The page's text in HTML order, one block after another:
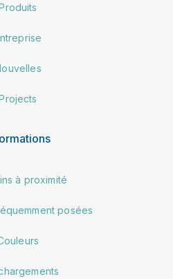
à proximité
posées